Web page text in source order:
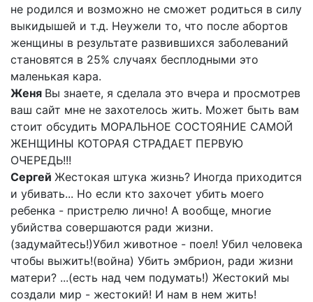
не родился и возможно не сможет родиться в силу
выкидышей и т.д. Неужели то, что после абортов
женщины в результате развившихся заболеваний
становятся в 25% случаях бесплодными это
маленькая кара.
Женя Вы знаете, я сделала это вчера и просмотрев
ваш сайт мне не захотелось жить. Может быть вам
стоит обсудить МОРАЛЬНОЕ СОСТОЯНИЕ САМОЙ
ЖЕНЩИНЫ КОТОРАЯ СТРАДАЕТ ПЕРВУЮ
ОЧЕРЕДЬ!!!
Сергей Жестокая штука жизнь? Иногда приходится
и убивать... Но если кто захочет убить моего
ребенка - пристрелю лично! А вообще, многие
убийства совершаются ради жизни.
(задумайтесь!)Убил животное - поел! Убил человека
чтобы выжить!(война) Убить эмбрион, ради жизни
матери? ...(есть над чем подумать!) Жестокий мы
создали мир - жестокий! И нам в нем жить!